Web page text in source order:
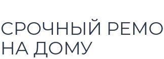
СРОЧНЫЙ
НА ДОМУ